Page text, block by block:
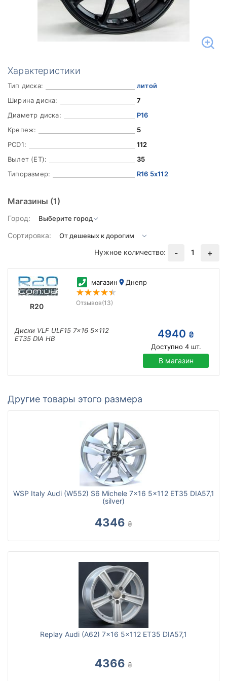
Характеристики
Тип диска:
литой
Ширина диска:
7
Диаметр диска:
Р16
Крепеж:
5
PCD1:
112
Вылет (ET):
35
Типоразмер:
R16 5x112
Магазины (1)
Город:
Сортировка:
Нужное количество:
- 1 +
R20
магазин Днепр
Отзывов(13)
Диски VLF ULF15 7x16 5x112
ET35 DIA HB
4940 ₴
Доступно 4шт.
В магазин
Другие товары этого размера
WSP Italy Audi (W552) S6 Michele 7x16 5x112 ET35 DIA57,1
(silver)
4346 ₴
Replay Audi (A62) 7x16 5x112 ET35 DIA57,1
4366 ₴